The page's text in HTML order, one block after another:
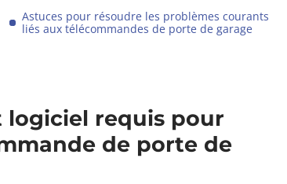
Astuces pour résoudre les problèmes courants
liés aux télécommandes de porte de garage
logiciel requis pour
de porte de